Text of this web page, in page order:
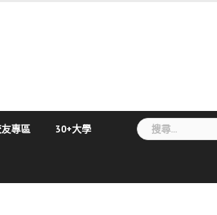
專區 30+大學
搜
尋
字: